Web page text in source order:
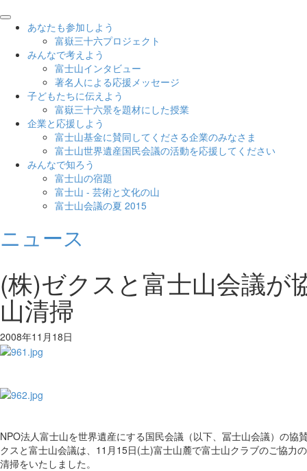
あなたも参加しよう
富嶽三十六プロジェクト
みんなで考えよう
富士山インタビュー
著名人による応援メッセージ
子どもたちに伝えよう
富嶽三十六景を題材にした授業
企業と応援しよう
富士山基金に賛同してくださる企業のみなさま
富士山世界遺産国民会議の活動を応援してください
みんなで知ろう
富士山の宿題
富士山 - 芸術と文化の山
富士山会議の夏 2015
ニュース
(株)ゼクスと富士山会議が
山清掃
2008年11月18日
NPO法人富士山を世界遺産にする国民会議（以下、冨士山会議）の協
クスと富士山会議は、11月15日(土)富士山麓で富士山クラブのご協力
清掃をいたしました。